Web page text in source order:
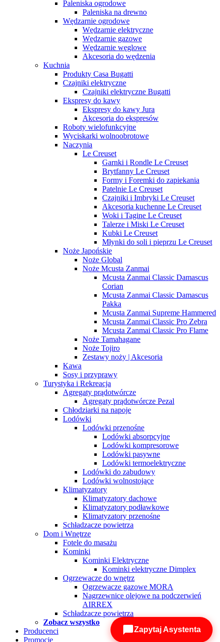
Paleniska ogrodowe
Paleniska na drewno
Wędzarnie ogrodowe
Wędzarnie elektryczne
Wędzarnie gazowe
Wędzarnie węglowe
Akcesoria do wędzenia
Kuchnia
Produkty Casa Bugatti
Czajniki elektryczne
Czajniki elektryczne Bugatti
Ekspresy do kawy
Ekspresy do kawy Jura
Akcesoria do ekspresów
Roboty wielofunkcyjne
Wyciskarki wolnoobrotowe
Naczynia
Le Creuset
Garnki i Rondle Le Creuset
Brytfanny Le Creuset
Formy i Foremki do zapiekania
Patelnie Le Creuset
Czajniki i Imbryki Le Creuset
Akcesoria kuchenne Le Creuset
Woki i Tagine Le Creuset
Talerze i Miski Le Creuset
Kubki Le Creuset
Młynki do soli i pieprzu Le Creuset
Noże Japońskie
Noże Global
Noże Mcusta Zanmai
Mcusta Zanmai Classic Damascus
Corian
Mcusta Zanmai Classic Damascus
Pakka
Mcusta Zanmai Supreme Hammered
Mcusta Zanmai Classic Pro Zebra
Mcusta Zanmai Classic Pro Flame
Noże Tamahagane
Noże Tojiro
Zestawy noży | Akcesoria
Kawa
Sosy i przyprawy
Turystyka i Rekreacja
Agregaty prądotwórcze
Agregaty prądotwórcze Pezal
Chłodziarki na napoje
Lodówki
Lodówki przenośne
Lodówki absorpcyjne
Lodówki kompresorowe
Lodówki pasywne
Lodówki termoelektryczne
Lodówki do zabudowy
Lodówki wolnostojące
Klimatyzatory
Klimatyzatory dachowe
Klimatyzatory podławkowe
Klimatyzatory przenośne
Schładzacze powietrza
Dom i Wnętrze
Fotele do masażu
Kominki
Kominki Elektryczne
Kominki elektryczne Dimplex
Ogrzewacze do wnętrz
Ogrzewacze gazowe MORA
Nagrzewnice olejowe na podczerwień
AIRREX
Schładzacze powietrza
Zobacz wszystko
Producenci
Promocje
Zapytaj Asystenta